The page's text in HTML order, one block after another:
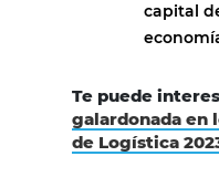
capital
Te puede
galardonada en
de Logística